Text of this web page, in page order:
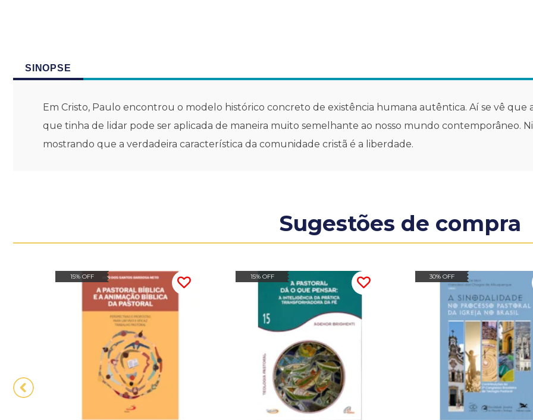
SINOPSE
Em Cristo, Paulo encontrou o modelo histórico concreto de existência humana autêntica. Aí se vê que
que tinha de lidar pode ser aplicada de maneira muito semelhante ao nosso mundo contemporâneo.
mostrando que a verdadeira característica da comunidade cristã é a liberdade.
Sugestões de compra
15% OFF 15% OFF 30% OFF